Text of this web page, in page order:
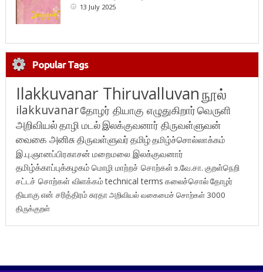
13 July 2025
Popular Tags
Ilakkuvanar Thiruvalluvanநூல்
ilakkuvanarதோழர் தியாகு எழுதுகிறார்வெருளி
அறிவியல்தாழி மடல்இலக்குவனார் திருவள்ளுவன்
வைகை அனிசுதிருவள்ளுவர்தமிழ்தமிழ்ச்சொல்லாக்கம்
இ.பு.ஞானப்பிரகாசன் மறைமலை இலக்குவனார்
தமிழ்க்காப்புக்கழகம் மொழி மாற்றச் சொற்கள்உ.வே.சா. குறள்நெறி
சட்டச் சொற்கள் விளக்கம்technical terms கலைச்சொல்தோழர்
தியாகுஎன் சரித்திரம்சுரதாஅறிவியல் வகைமைச் சொற்கள் 3000
திருக்குறள்